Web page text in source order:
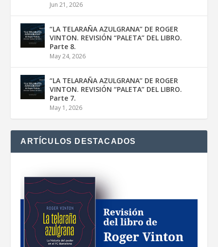
Jun 21, 2026
“LA TELARAÑA AZULGRANA” DE ROGER
VINTON. REVISIÓN “PALETA” DEL LIBRO.
Parte 8.
May 24, 2026
“LA TELARAÑA AZULGRANA” DE ROGER
VINTON. REVISIÓN “PALETA” DEL LIBRO.
Parte 7.
May 1, 2026
ARTÍCULOS DESTACADOS